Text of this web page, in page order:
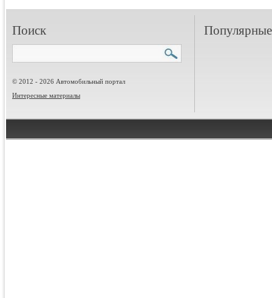
Поиск
© 2012 - 2026 Автомобильный портал
Интересные материалы
Популярные